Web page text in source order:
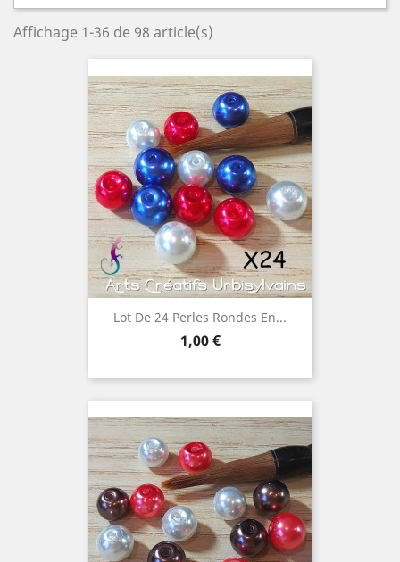
Affichage 1-36 de 98 article(s)
Lot De 24 Perles Rondes En...
Prix
1,00 €